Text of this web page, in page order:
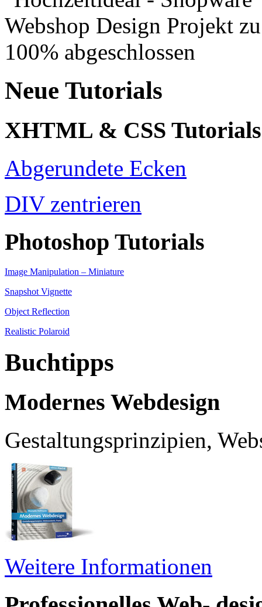
Neue Tutorials
XHTML & CSS Tutorials
Abgerundete Ecken
DIV zentrieren
Photoshop Tutorials
Image Manipulation – Miniature
Snapshot Vignette
Object Reflection
Realistic Polaroid
Buchtipps
Modernes Webdesign
Gestaltungsprinzipien,
Weitere Informationen